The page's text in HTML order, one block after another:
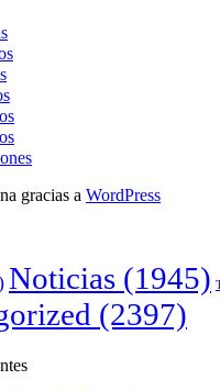
gracias a WordPress
Noticias (1945)
(2397)